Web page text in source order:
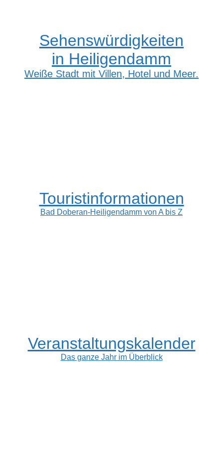
Sehenswürdigkeiten
in Heiligendamm
Weiße Stadt mit Villen, Hotel und Meer.
Touristinformationen
Bad Doberan-Heiligendamm von A bis Z
Veranstaltungskalender
Das ganze Jahr im Überblick